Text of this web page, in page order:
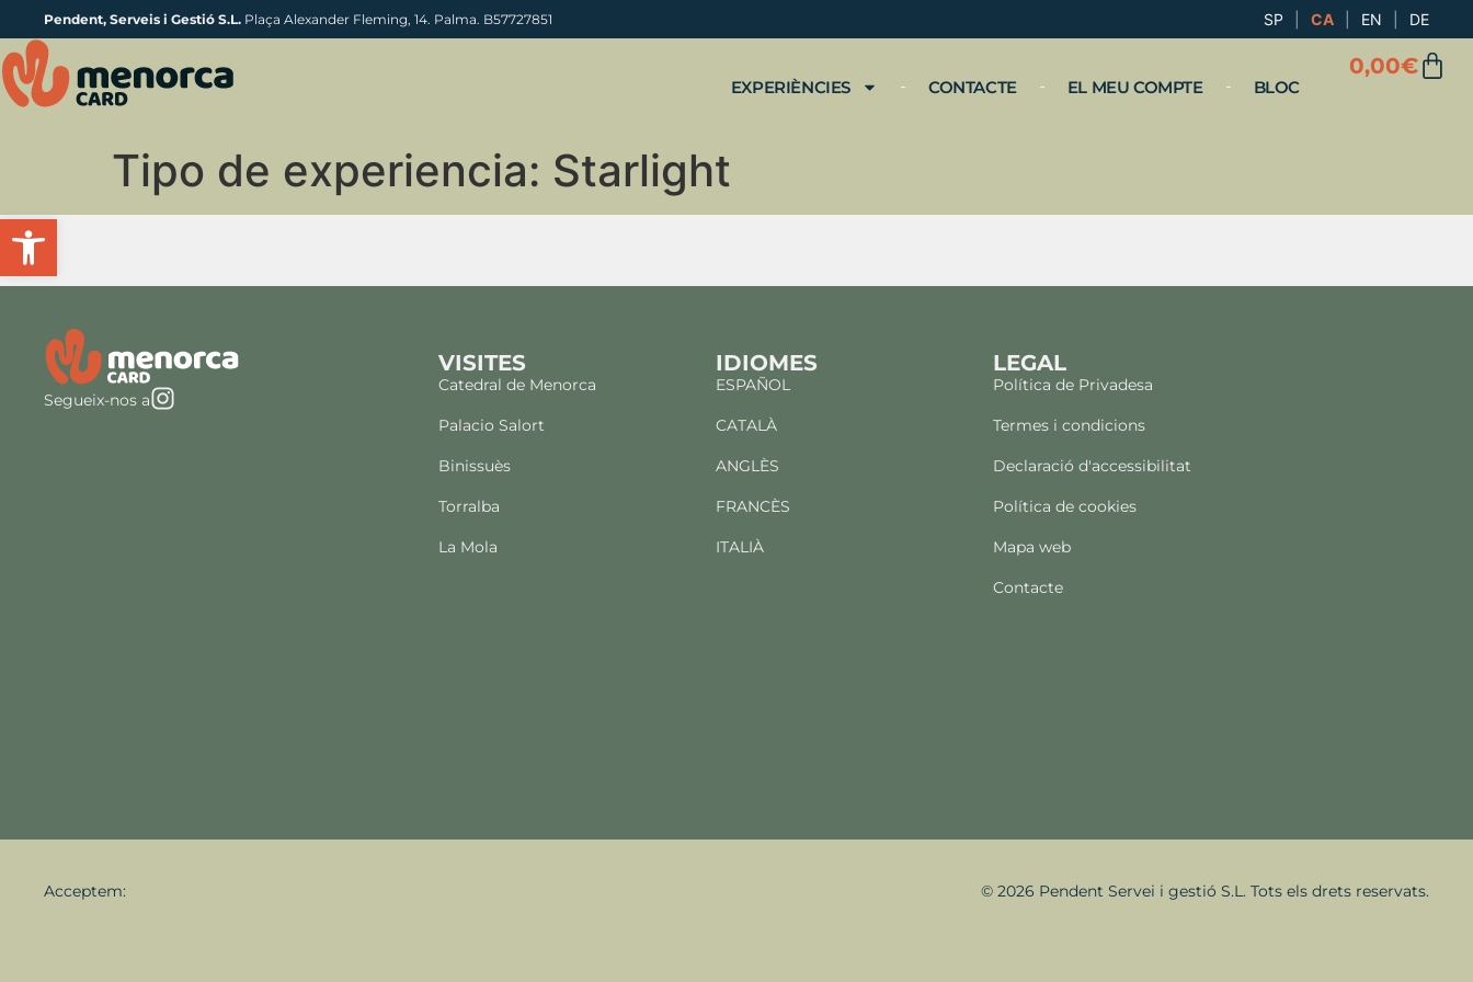
Obre la barra d'eines
SP CA EN DE
Pendent, Serveis i Gestió S.L. Plaça Alexander Fleming, 14. Palma. B57727851
0,00€
EXPERIÈNCIES CONTACTE EL MEU COMPTE BLOC
Tipo de experiencia: Starlight
Segueix-nos a
VISITES
Catedral de Menorca
Palacio Salort
Binissuès
Torralba
La Mola
IDIOMES
ESPAÑOL
CATALÀ
ANGLÈS
FRANCÈS
ITALIÀ
LEGAL
Política de Privadesa
Termes i condicions
Declaració d'accessibilitat
Política de cookies
Mapa web
Contacte
Acceptem: © 2026 Pendent Servei i gestió S.L. Tots els drets reservats.